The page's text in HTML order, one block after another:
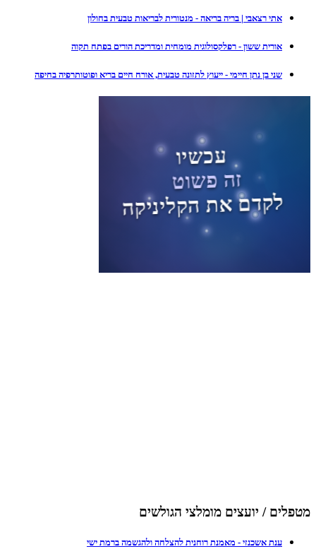
אתי רצאבי | בריה בריאה - מנטורית לבריאות טבעית בחולון
אורית ששון - רפלקסולוגית מומחית ומדריכת הורים בפתח תקוה
שני בן נתן חיימי - ייעוץ לתזונה טבעית, אורח חיים בריא ופוטותרפיה בחיפה
מטפלים / יועצים מומלצי הגולשים
ענת אשכנזי - מאמנת רוחנית להצלחה ולהגשמה ברמת ישי